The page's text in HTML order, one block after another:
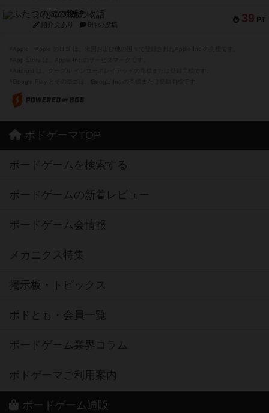
39 PT
ふたつの城の物語
紹介文あり 6件の投稿
ボドゲーマTOP
ボードゲームを検索する
ボードゲームの新着レビュー
ボードゲーム会情報
メカニクス特集
掲示板・トピックス
ボドとも・会員一覧
ボードゲーム業界コラム
ボドゲーマご利用案内
ボードゲーム通販